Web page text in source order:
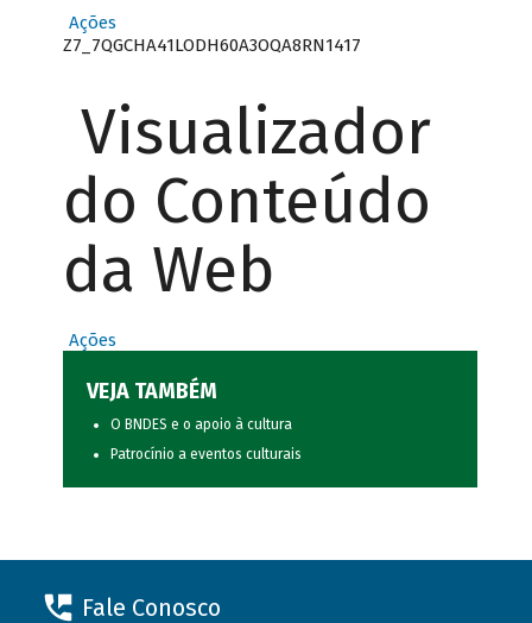
Ações
Z7_7QGCHA41LODH60A3OQA8RN1417
Visualizador
do Conteúdo
da Web
Ações
VEJA TAMBÉM
O BNDES e o apoio à cultura
Patrocínio a eventos culturais
Fale Conosco